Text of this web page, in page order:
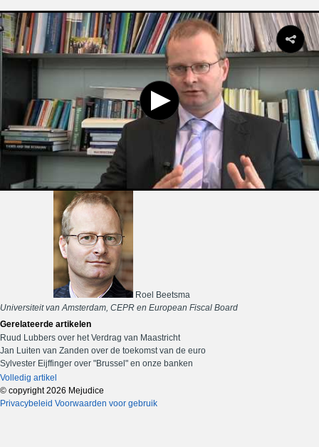
Roel Beetsma
Universiteit van Amsterdam, CEPR en European Fiscal Board
Gerelateerde artikelen
Ruud Lubbers over het Verdrag van Maastricht
Jan Luiten van Zanden over de toekomst van de euro
Sylvester Eijffinger over "Brussel" en onze banken
Volledig artikel
© copyright 2026 Mejudice
Privacybeleid Voorwaarden voor gebruik